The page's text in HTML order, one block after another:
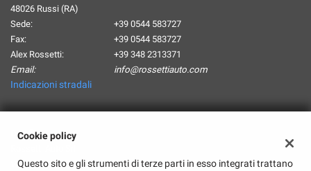
48026 Russi (RA)
Sede:
+39 0544 583727
Fax:
+39 0544 583727
Alex Rossetti:
+39 348 2313371
Email:
info@rossettiauto.com
Indicazioni stradali
Dati fiscali:
Via Beaumont 2, Russi (RA)
Cookie policy
Questo sito e gli strumenti di terze parti in esso integrati trattano